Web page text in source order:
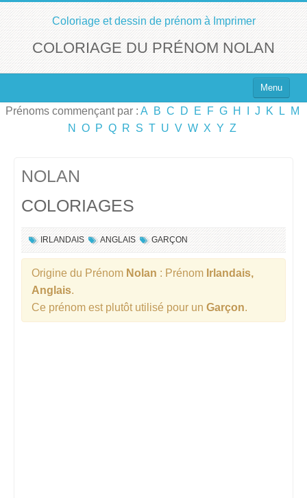
Coloriage et dessin de prénom à Imprimer
COLORIAGE DU PRÉNOM NOLAN
Menu
Top 100 des Prénoms
Prénoms commençant par : A B C D E F G H J K L
M
N
O P Q R S T U V W X Y Z
NOLAN
COLORIAGES
IRLANDAIS ANGLAIS GARÇON
Origine du Prénom Nolan : Prénom Irlandais,
Anglais.
Ce prénom est plutôt utilisé pour un Garçon.